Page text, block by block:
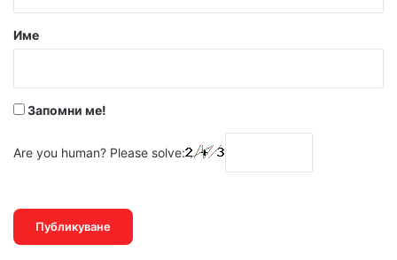
р
Име
Запомни ме!
Are you human? Please solve: